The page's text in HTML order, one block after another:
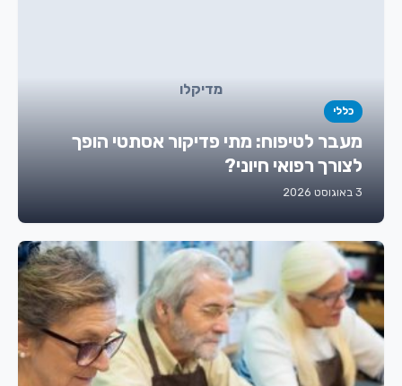
מדיקלו
כללי
מעבר לטיפוח: מתי פדיקור אסתטי הופך
לצורך רפואי חיוני?
3 באוגוסט 2026